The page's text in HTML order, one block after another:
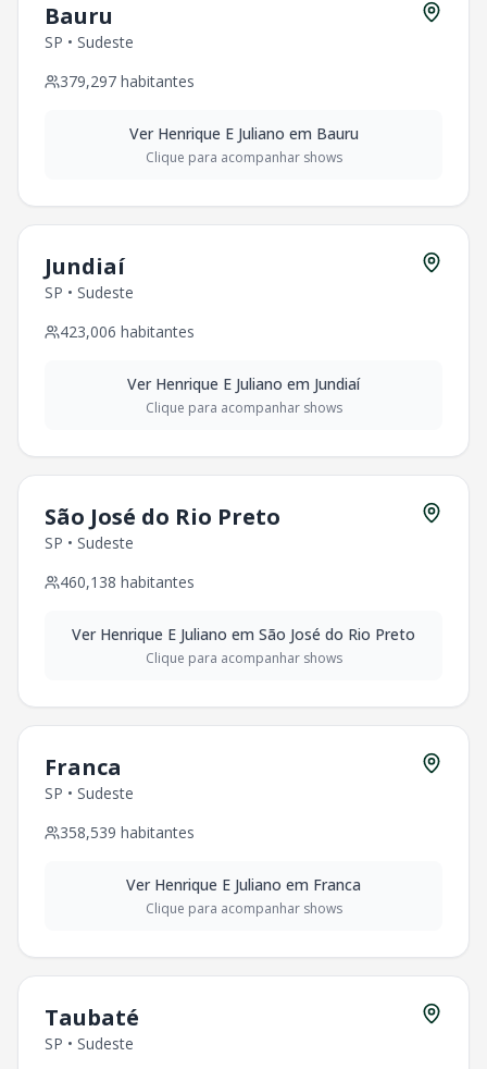
Bauru
SP • Sudeste
379,297 habitantes
Ver Henrique E Juliano em Bauru
Clique para acompanhar shows
Jundiaí
SP • Sudeste
423,006 habitantes
Ver Henrique E Juliano em Jundiaí
Clique para acompanhar shows
São José do Rio Preto
SP • Sudeste
460,138 habitantes
Ver Henrique E Juliano em São José do Rio Preto
Clique para acompanhar shows
Franca
SP • Sudeste
358,539 habitantes
Ver Henrique E Juliano em Franca
Clique para acompanhar shows
Taubaté
SP • Sudeste